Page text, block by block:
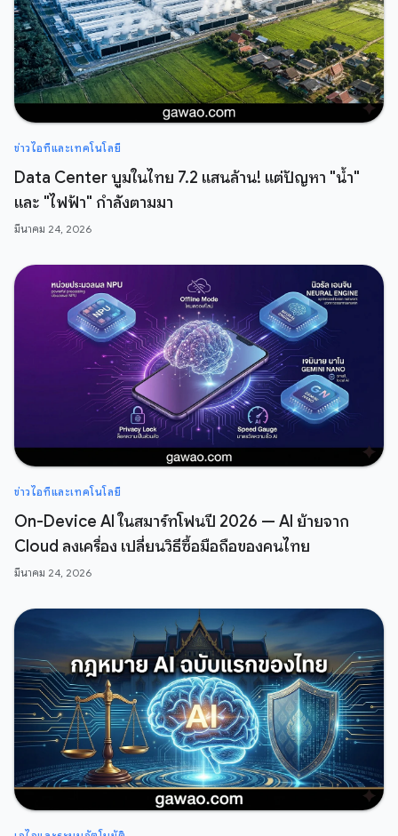
ข่าวไอทีและเทคโนโลยี
Data Center บูมในไทย 7.2 แสนล้าน! แต่ปัญหา "น้ำ"
และ "ไฟฟ้า" กำลังตามมา
มีนาคม 24, 2026
ข่าวไอทีและเทคโนโลยี
On-Device AI ในสมาร์ทโฟนปี 2026 — AI ย้ายจาก
Cloud ลงเครื่อง เปลี่ยนวิธีซื้อมือถือของคนไทย
มีนาคม 24, 2026